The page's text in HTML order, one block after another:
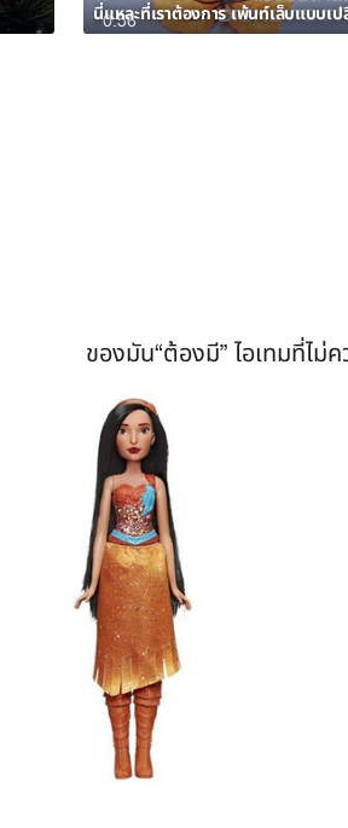
0:56
ของมัน“ต้องมี” ไอเทมที่ไม่